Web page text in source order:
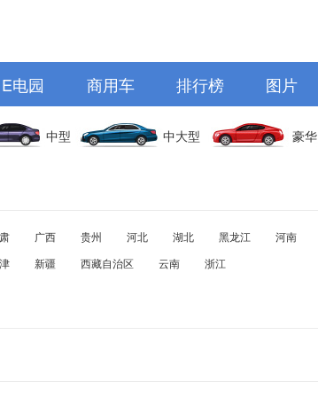
E电园 商用车 排行榜 图片
中型 中大型 豪华
广西 贵州 河北 湖北 黑龙江 河南
新疆 西藏自治区 云南 浙江